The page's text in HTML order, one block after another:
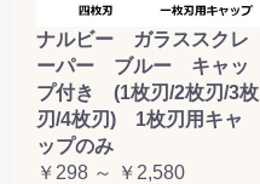
ナルビー ガラススクレ
ーパー ブルー キャッ
プ付き (1枚刃/2枚刃/3枚
刃/4枚刃) 1枚刃用キャ
ップのみ
￥298 ～ ￥2,580